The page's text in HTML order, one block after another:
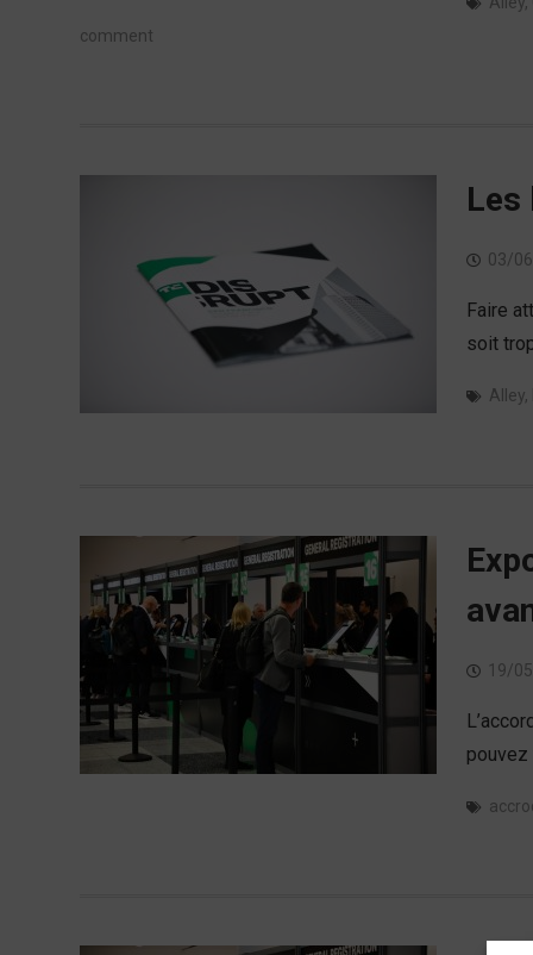
comment
Les
03/
Faire
soit
Alley,
19/
pouvez